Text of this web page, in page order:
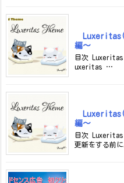
編～
目次
uxeritas …
編～
目次
更新をする前